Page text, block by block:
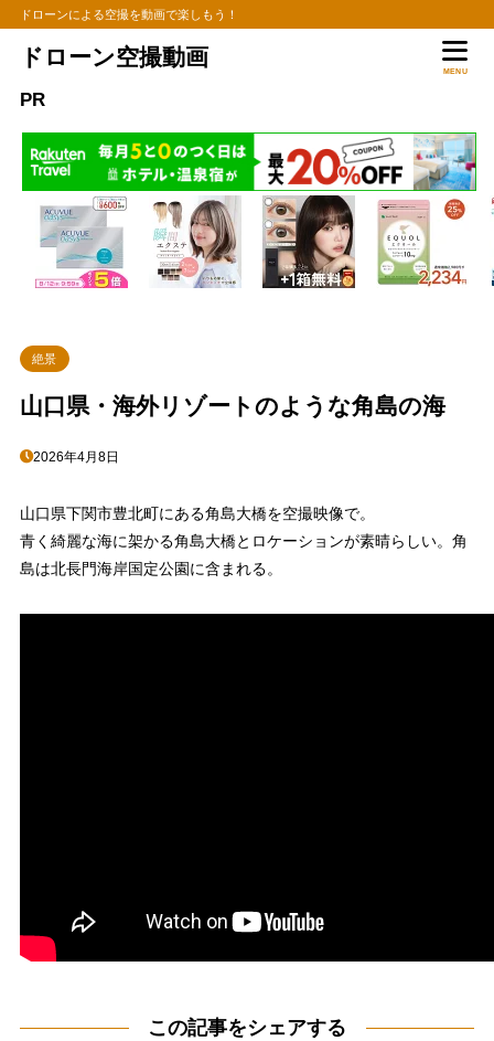
ドローンによる空撮を動画で楽しもう！
ドローン空撮動画
MENU
PR
絶景
山口県・海外リゾートのような角島の海
2026年4月8日
山口県下関市豊北町にある角島大橋を空撮映像で。
青く綺麗な海に架かる角島大橋とロケーションが素晴らしい。角
島は北長門海岸国定公園に含まれる。
この記事をシェアする